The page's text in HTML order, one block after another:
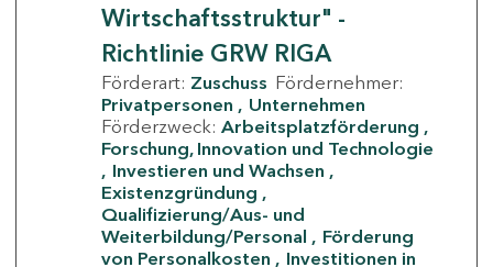
Wirtschaftsstruktur" -
Richtlinie GRW RIGA
Förderart: Zuschuss Fördernehmer:
Privatpersonen
Unternehmen
Förderzweck: Arbeitsplatzförderung
Forschung, Innovation und Technologie
Investieren und Wachsen
Existenzgründung
Qualifizierung/Aus- und
Weiterbildung/Personal
Förderung
von Personalkosten
Investitionen in